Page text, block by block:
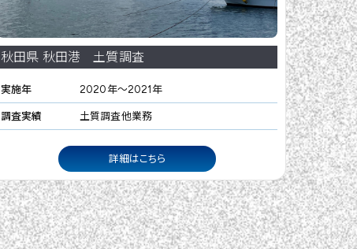
秋田県 秋田港 土質調査
実施年 2020年～2021年
調査実績 土質調査他業務
詳細はこちら